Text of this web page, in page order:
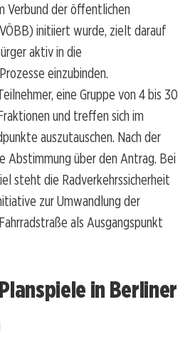
Verbund der öffentlichen
initiiert wurde, zielt darauf
aktiv in die
einzubinden.
eine Gruppe von 4 bis 30
und treffen sich im
auszutauschen. Nach der
Abstimmung über den Antrag. Bei
steht die Radverkehrssicherheit
zur Umwandlung der
als Ausgangspunkt
in Berliner